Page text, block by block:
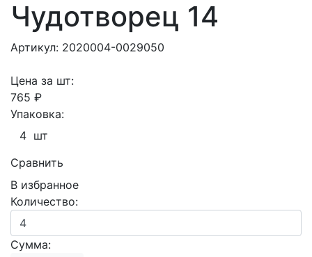
Чудотворец 14
Артикул: 2020004-0029050
Цена за шт:
765 ₽
Упаковка:
4 шт
Сравнить
В избранное
Количество:
Сумма: